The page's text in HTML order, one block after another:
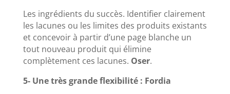
Les ingrédients du succès. Identifier clairement
les lacunes ou les limites des produits existants
et concevoir à partir d’une page blanche un
tout nouveau produit qui élimine
complètement ces lacunes. Oser.
5- Une très grande flexibilité : Fordia